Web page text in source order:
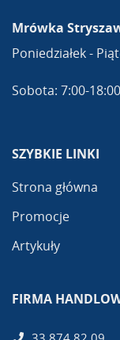
Mrówka
Poniedziałek -
Sobota: 7:00-18:00
SZYBKIE LINKI
Strona główna
Promocje
Artykuły
FIRMA